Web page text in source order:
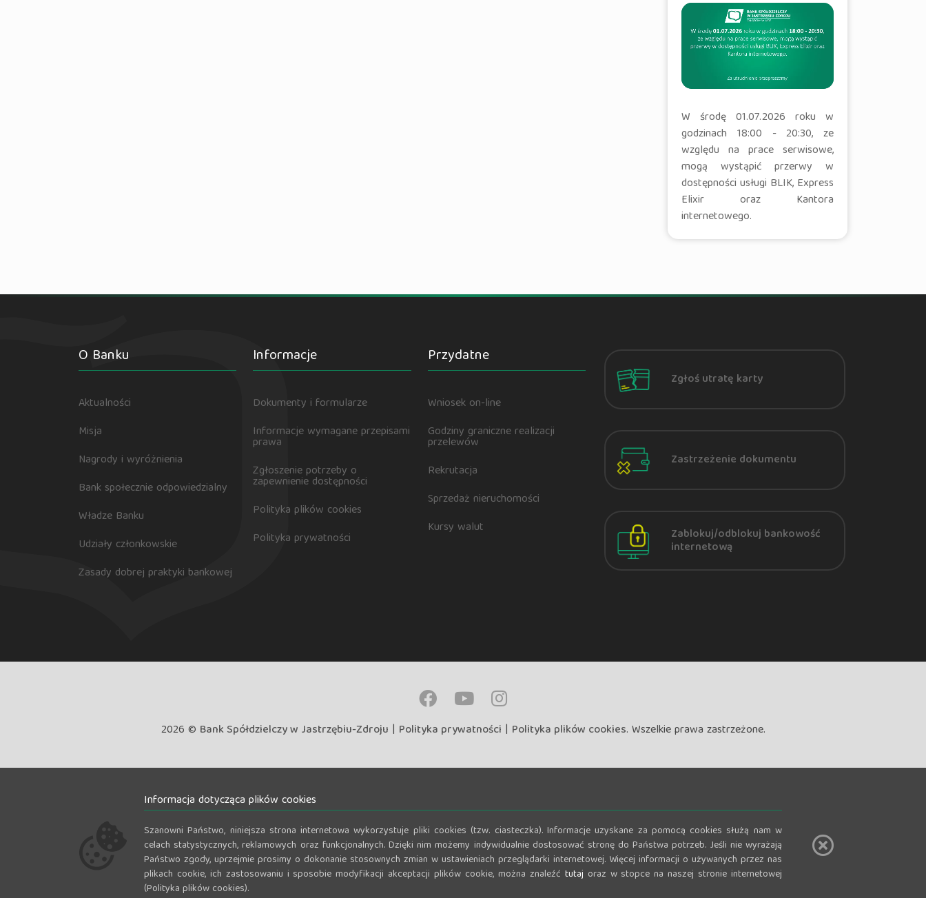
W środę 01.07.2026 roku w
godzinach 18:00 - 20:30, ze
względu na prace serwisowe,
mogą wystąpić przerwy w
dostępności usługi BLIK, Express
Elixir oraz Kantora
internetowego.
O Banku
Aktualności
Misja
Nagrody i wyróżnienia
Bank społecznie odpowiedzialny
Władze Banku
Udziały członkowskie
Zasady dobrej praktyki bankowej
Informacje
Dokumenty i formularze
Informacje wymagane przepisami
prawa
Zgłoszenie potrzeby o
zapewnienie dostępności
Polityka plików cookies
Polityka prywatności
Przydatne
Wniosek on-line
Godziny graniczne realizacji
przelewów
Rekrutacja
Sprzedaż nieruchomości
Kursy walut
Zgłoś utratę karty
Zastrzeżenie dokumentu
Zablokuj/odblokuj bankowość
internetową
2026 © Bank Spółdzielczy w Jastrzębiu-Zdroju | Polityka prywatności | Polityka plików cookies. Wszelkie prawa zastrzeżone.
Informacja dotycząca plików cookies
Szanowni Państwo, niniejsza strona internetowa wykorzystuje pliki cookies (tzw. ciasteczka). Informacje uzyskane za pomocą cookies służą nam w
celach statystycznych, reklamowych oraz funkcjonalnych. Dzięki nim możemy indywidualnie dostosować stronę do Państwa potrzeb. Jeśli nie wyrażają
Państwo zgody, uprzejmie prosimy o dokonanie stosownych zmian w ustawieniach przeglądarki internetowej. Więcej informacji o używanych przez nas
plikach cookie, ich zastosowaniu i sposobie modyfikacji akceptacji plików cookie, można znaleźć tutaj oraz w stopce na naszej stronie internetowej
(Polityka plików cookies).